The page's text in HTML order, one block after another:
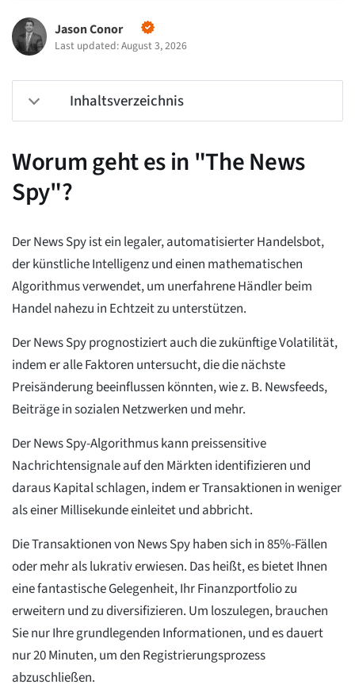
Jason Conor
Last updated: August 3, 2026
Inhaltsverzeichnis
Worum geht es in "The News
Spy"?
Der News Spy ist ein legaler, automatisierter Handelsbot,
der künstliche Intelligenz und einen mathematischen
Algorithmus verwendet, um unerfahrene Händler beim
Handel nahezu in Echtzeit zu unterstützen.
Der News Spy prognostiziert auch die zukünftige Volatilität,
indem er alle Faktoren untersucht, die die nächste
Preisänderung beeinflussen könnten, wie z. B. Newsfeeds,
Beiträge in sozialen Netzwerken und mehr.
Der News Spy-Algorithmus kann preissensitive
Nachrichtensignale auf den Märkten identifizieren und
daraus Kapital schlagen, indem er Transaktionen in weniger
als einer Millisekunde einleitet und abbricht.
Die Transaktionen von News Spy haben sich in 85%-Fällen
oder mehr als lukrativ erwiesen. Das heißt, es bietet Ihnen
eine fantastische Gelegenheit, Ihr Finanzportfolio zu
erweitern und zu diversifizieren. Um loszulegen, brauchen
Sie nur Ihre grundlegenden Informationen, und es dauert
nur 20 Minuten, um den Registrierungsprozess
abzuschließen.